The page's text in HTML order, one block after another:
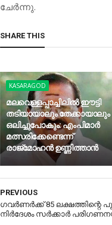
ചേര്‍ന്നു.
SHARE THIS
KASARAGOD
മലവെള്ളപ്പാച്ചിലില്‍ ഈട്ടി
തടിയായാലും തേക്കായാലും
ഒലിച്ചുപോകും: എംപിമാര്‍
മത്സരിക്കേണ്ടെന്ന്
രാജ്‌മോഹന്‍ ഉണ്ണിത്താന്‍
PREVIOUS
ഗവര്‍ണര്‍ക്ക് 85
നിര്‍ദേശം സര്‍ക്കാര്‍